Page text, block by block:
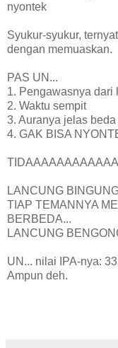
nyontek
Syukur-syukur,
dengan memuaskan.
PAS UN...
1. Pengawasnya dari
2. Waktu sempit
3. Auranya jelas
4. GAK BISA
LANCUNG
TIAP TEMANNYA
BERBEDA...
LANCUNG
UN... nilai IPA-nya:
Ampun deh.